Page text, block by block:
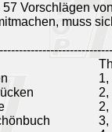
Vorschlägen
muss
1,
2,
2,
3,